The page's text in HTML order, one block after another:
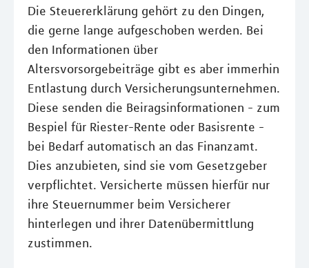
Die Steuererklärung gehört zu den Dingen,
die gerne lange aufgeschoben werden. Bei
den Informationen über
Altersvorsorgebeiträge gibt es aber immerhin
Entlastung durch Versicherungsunternehmen.
Diese senden die Beiragsinformationen - zum
Bespiel für Riester-Rente oder Basisrente -
bei Bedarf automatisch an das Finanzamt.
Dies anzubieten, sind sie vom Gesetzgeber
verpflichtet. Versicherte müssen hierfür nur
ihre Steuernummer beim Versicherer
hinterlegen und ihrer Datenübermittlung
zustimmen.